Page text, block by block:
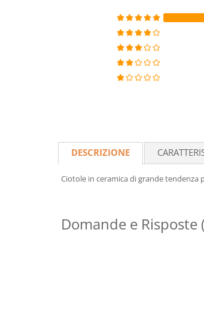
DESCRIZIONE
Ciotole in ceramica di grande tendenza
Domande e Risposte